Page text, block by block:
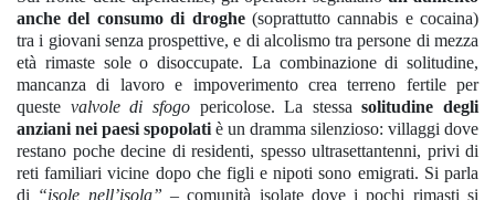
anche del consumo di droghe(soprattutto cannabis e cocaina)
tra i giovani senza prospettive, e di alcolismo tra persone di mezza
età rimaste sole o disoccupate. La combinazione di solitudine,
mancanza di lavoro e impoverimento crea terreno fertile per
queste valvole di sfogopericolose. La stessasolitudine degli
anziani nei paesi spopolati è un dramma silenzioso: villaggi dove
restano poche decine di residenti, spesso ultrasettantenni, privi di
reti familiari vicine dopo che figli e nipoti sono emigrati. Si parla
di “isole nell’isola” – comunità isolate dove i pochi rimasti si